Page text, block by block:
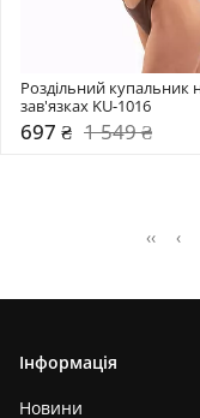
Роздільний купальник
зав'язках KU-1016
697 ₴ 1 549 ₴
‹‹
‹
Інформація
Новини